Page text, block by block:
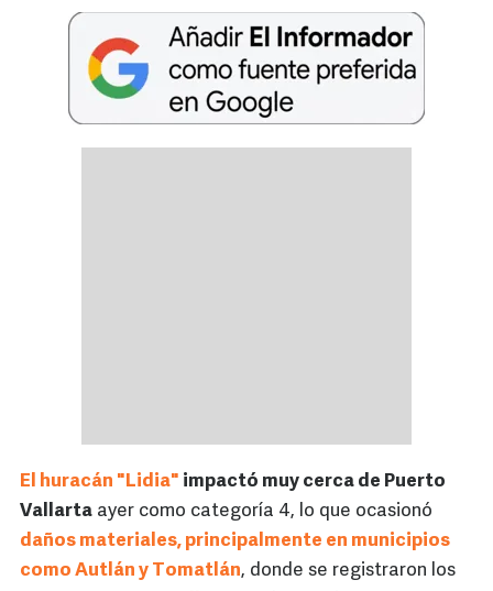
El huracán "Lidia" impactó muy cerca de Puerto
Vallarta ayer como categoría 4, lo que ocasionó
daños materiales, principalmente en municipios
como Autlán y Tomatlán, donde se registraron los